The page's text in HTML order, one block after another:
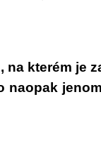
na kterém je